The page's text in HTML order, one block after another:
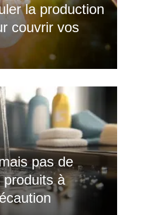
la production
couvrir vos
pas de
à